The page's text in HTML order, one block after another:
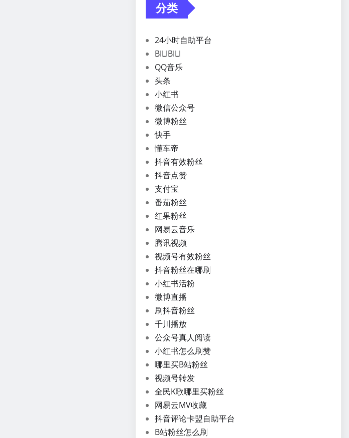
分类
24小时自助平台
BILIBILI
QQ音乐
头条
小红书
微信公众号
微博粉丝
快手
懂车帝
抖音有效粉丝
抖音点赞
支付宝
番茄粉丝
红果粉丝
网易云音乐
腾讯视频
视频号有效粉丝
抖音粉丝在哪刷
小红书活粉
微博直播
刷抖音粉丝
千川播放
公众号真人阅读
小红书怎么刷赞
哪里买B站粉丝
视频号转发
全民K歌哪里买粉丝
网易云MV收藏
抖音评论卡盟自助平台
B站粉丝怎么刷